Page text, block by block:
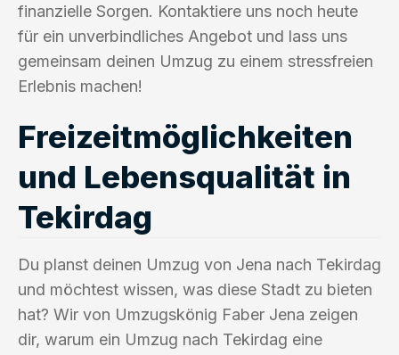
finanzielle Sorgen. Kontaktiere uns noch heute
für ein unverbindliches Angebot und lass uns
gemeinsam deinen Umzug zu einem stressfreien
Erlebnis machen!
Freizeitmöglichkeiten
und Lebensqualität in
Tekirdag
Du planst deinen Umzug von Jena nach Tekirdag
und möchtest wissen, was diese Stadt zu bieten
hat? Wir von Umzugskönig Faber Jena zeigen
dir, warum ein Umzug nach Tekirdag eine